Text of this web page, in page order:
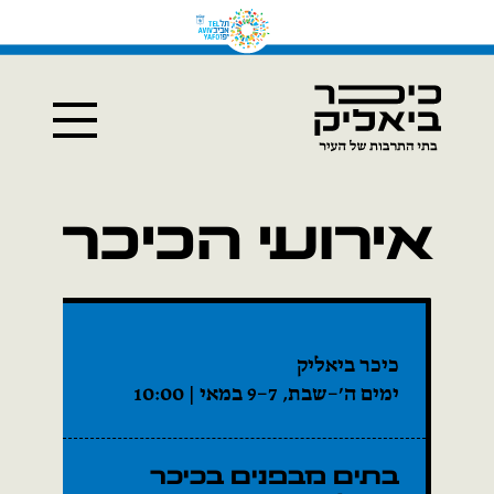
אירועי הכיכר
כיכר ביאליק
ימים ה׳–שבת, 7–9 במאי | 10:00
בתים מבפנים בכיכר